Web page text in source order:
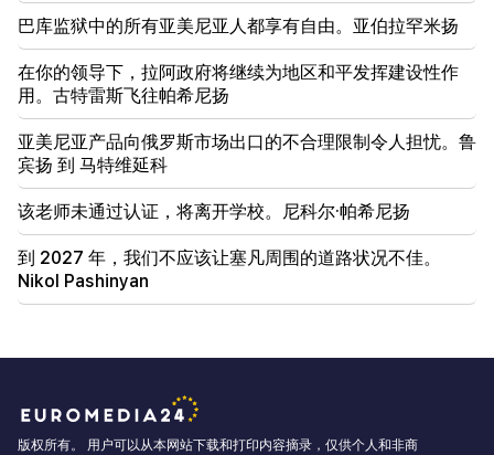
巴库监狱中的所有亚美尼亚人都享有自由。亚伯拉罕米扬
在你的领导下，拉阿政府将继续为地区和平发挥建设性作
用。古特雷斯飞往帕希尼扬
亚美尼亚产品向俄罗斯市场出口的不合理限制令人担忧。鲁
宾扬 到 马特维延科
该老师未通过认证，将离开学校。尼科尔·帕希尼扬
到 2027 年，我们不应该让塞凡周围的道路状况不佳。
Nikol Pashinyan
版权所有。 用户可以从本网站下载和打印内容摘录，仅供个人和非商